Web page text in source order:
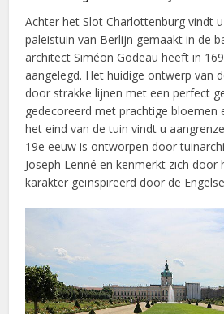
Achter het Slot Charlottenburg vindt
paleistuin van Berlijn gemaakt in de
architect Siméon Godeau heeft in
aangelegd. Het huidige ontwerp van
door strakke lijnen met een perfect
gedecoreerd met prachtige bloemen
het eind van de tuin vindt u
19e eeuw is ontworpen door
Joseph Lenné en kenmerkt zich door
karakter geïnspireerd door de